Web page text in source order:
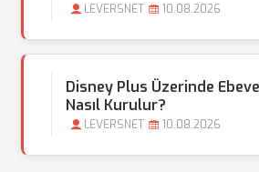
LEVERSNET 10.08.2026
Disney Plus Üzerinde
Nasıl Kurulur?
LEVERSNET 10.08.2026